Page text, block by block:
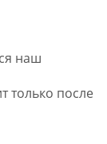
наш
только после